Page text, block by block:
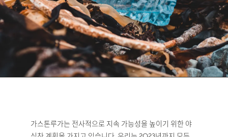
가스톤루가는 전사적으로 지속 가능성을 높이기 위한 야